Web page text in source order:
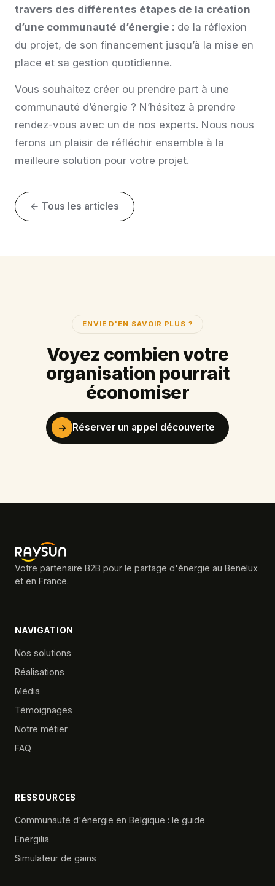
travers des différentes étapes de la création
d’une communauté d’énergie : de la réflexion
du projet, de son financement jusqu’à la mise en
place et sa gestion quotidienne.
Vous souhaitez créer ou prendre part à une
communauté d’énergie ? N’hésitez à prendre
rendez-vous avec un de nos experts. Nous nous
ferons un plaisir de réfléchir ensemble à la
meilleure solution pour votre projet.
← Tous les articles
ENVIE D'EN SAVOIR PLUS ?
Voyez combien votre
organisation pourrait
économiser
→ Réserver un appel découverte
Votre partenaire B2B pour le partage d'énergie au Benelux
et en France.
NAVIGATION
Nos solutions
Réalisations
Média
Témoignages
Notre métier
FAQ
RESSOURCES
Communauté d'énergie en Belgique : le guide
Energilia
Simulateur de gains